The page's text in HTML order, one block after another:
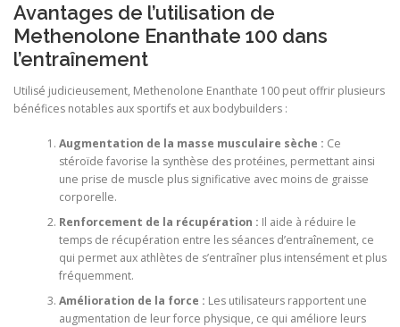
Avantages de l’utilisation de
Methenolone Enanthate 100 dans
l’entraînement
Utilisé judicieusement, Methenolone Enanthate 100 peut offrir plusieurs
bénéfices notables aux sportifs et aux bodybuilders :
Augmentation de la masse musculaire sèche : Ce
stéroïde favorise la synthèse des protéines, permettant ainsi
une prise de muscle plus significative avec moins de graisse
corporelle.
Renforcement de la récupération : Il aide à réduire le
temps de récupération entre les séances d’entraînement, ce
qui permet aux athlètes de s’entraîner plus intensément et plus
fréquemment.
Amélioration de la force : Les utilisateurs rapportent une
augmentation de leur force physique, ce qui améliore leurs